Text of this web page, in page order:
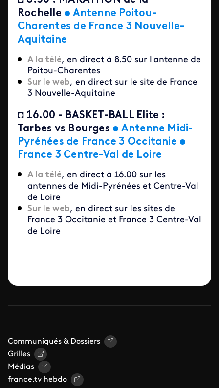
Rochelle • Antenne Poitou-
Charentes de France 3 Nouvelle-
Aquitaine
A la télé, en direct à 8.50 sur l'antenne de
Poitou-Charentes
Sur le web, en direct sur le site de France
3 Nouvelle-Aquitaine
◘ 16.00 - BASKET-BALL Elite :
Tarbes vs Bourges • Antenne Midi-
Pyrénées de France 3 Occitanie •
France 3 Centre-Val de Loire
A la télé, en direct à 16.00 sur les
antennes de Midi-Pyrénées et Centre-Val
de Loire
Sur le web, en direct sur les sites de
France 3 Occitanie et France 3 Centre-Val
de Loire
Communiqués & Dossiers
Grilles
Médias
france.tv hebdo